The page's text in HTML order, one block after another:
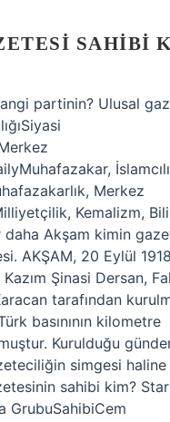
SAHIBI
partinin? Ulusal
Merkez
Kemalizm,
daha Akşam kimin
AKŞAM, 20 Eylül
Şinasi Dersan,
tarafından
basınının kilometre
Kurulduğu
simgesi haline
sahibi kim? Star
GrubuSahibiCem